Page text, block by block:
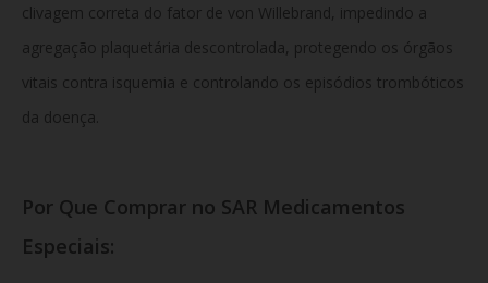
clivagem correta do fator de von Willebrand, impedindo a
agregação plaquetária descontrolada, protegendo os órgãos
vitais contra isquemia e controlando os episódios trombóticos
da doença.
Por Que Comprar no SAR Medicamentos
Especiais: